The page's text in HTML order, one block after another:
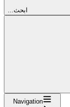
...ابحث
Navigation